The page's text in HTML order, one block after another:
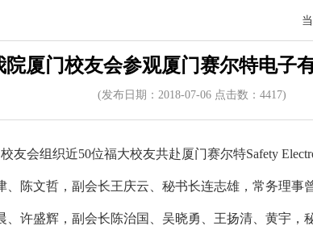
院厦门校友会参观厦门赛尔特电子
(发布日期：2018-07-06 点击数： 4417)
友会组织近50位福大校友共赴厦门赛尔特Safety
、陈文哲，副会长王庆云、秘书长连志雄，常务理事
、许盛辉，副会长陈治国、吴晓勇、王扬清、黄宇，